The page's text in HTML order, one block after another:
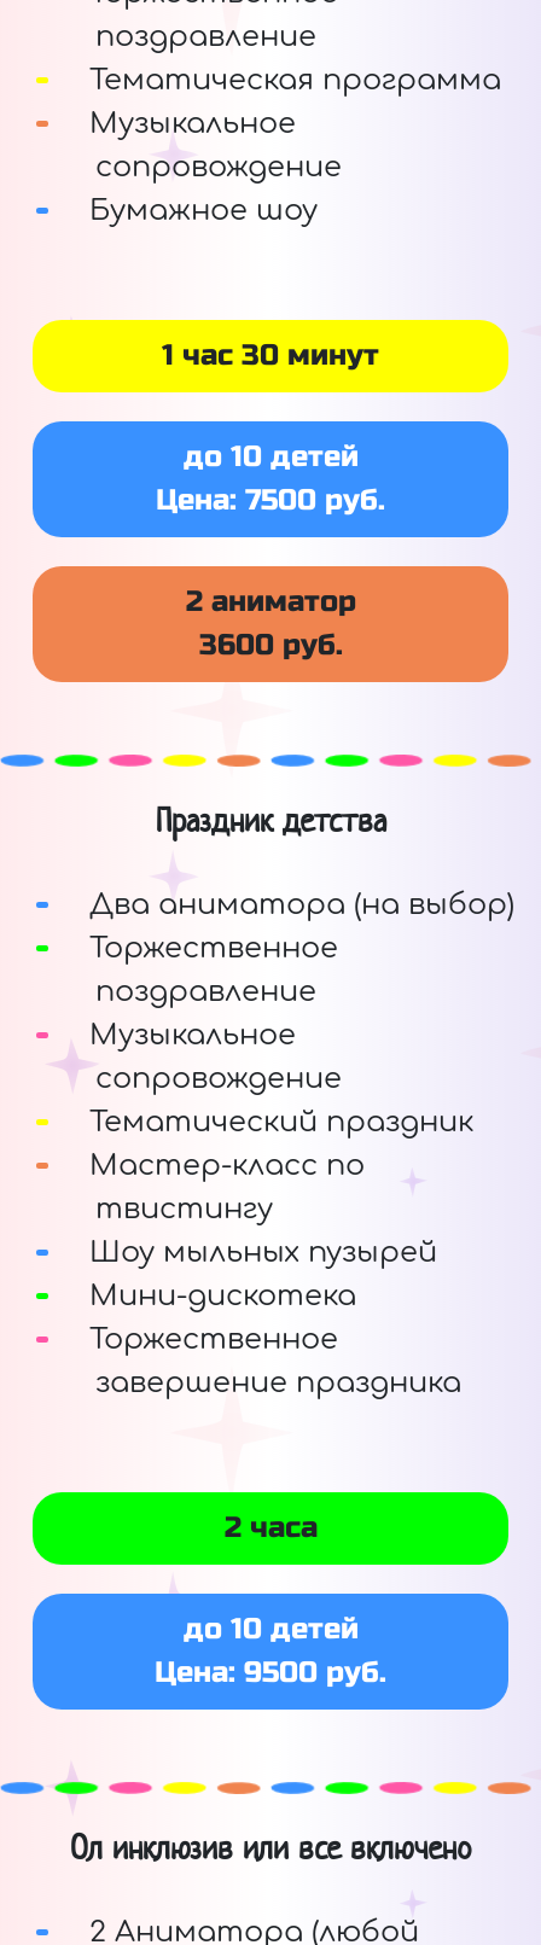
поздравление
Тематическая программа
Музыкальное
сопровождение
Бумажное шоу
1 час 30 минут
до 10 детей
Цена: 7500 руб.
2 аниматор
3600 руб.
Праздник детства
Два аниматора (на выбор)
Торжественное
поздравление
Музыкальное
сопровождение
Тематический праздник
Мастер-класс по
твистингу
Шоу мыльных пузырей
Мини-дискотека
Торжественное
завершение праздника
2 часа
до 10 детей
Цена: 9500 руб.
Ол инклюзив или все включено
2 Аниматора (любой